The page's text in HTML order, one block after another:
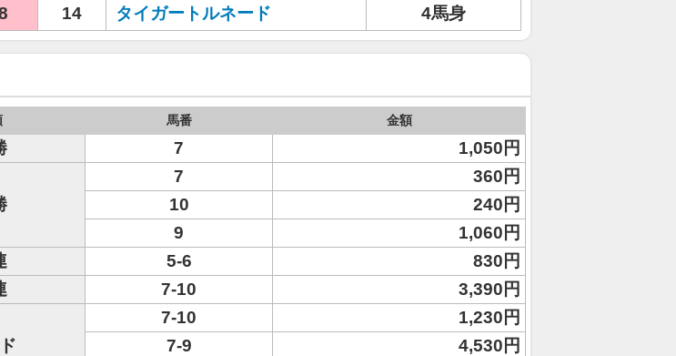
14 タイガートルネード 4馬身
馬番 金額
7 1,050円
7
360円
10
240円
9
1,060円
5-6
830円
7-10 3,390円
7-10
1,230円
7-9
4,530円